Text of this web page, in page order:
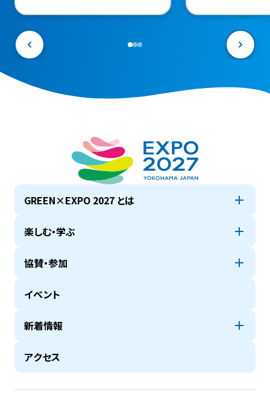
年前の９月18
ート～
GREEN×EXPO 2027 とは
楽しむ・学ぶ
協賛・参加
イベント
新着情報
アクセス